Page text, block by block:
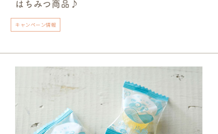
はちみつ商品♪
キャンペーン情報